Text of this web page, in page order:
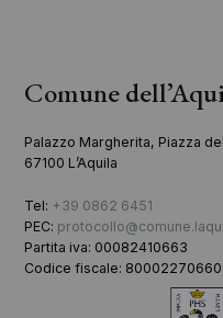
Comune
Palazzo Margherita, Piazza
67100 L’Aquila
Tel: +39 0862 6451
PEC:
Partita iva: 00082410663
Codice fiscale: 80002270660